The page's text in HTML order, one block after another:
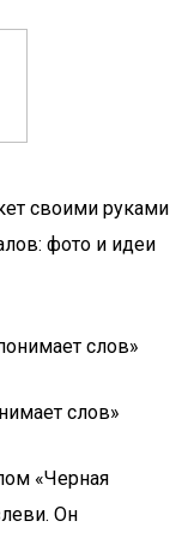
своими руками
фото и идеи
слов»
«Черная
Он